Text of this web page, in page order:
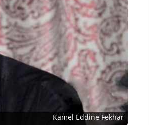
Kamel Eddine Fekhar